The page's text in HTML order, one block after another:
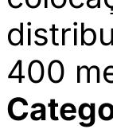
400